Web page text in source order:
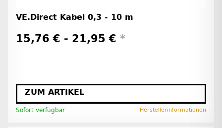
VE.Direct Kabel 0,3 - 10 m
15,76 € - 21,95 € *
ZUM ARTIKEL
Sofort verfügbar Herstellerinformationen